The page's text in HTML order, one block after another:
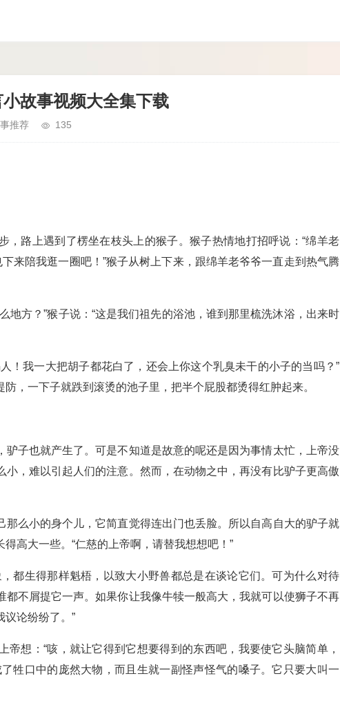
故事视频大全集下载
推荐 135
，路上遇到了楞坐在枝头上的猴子。猴子热情地打招呼说：“绵羊老
来陪我逛一圈吧！”猴子从树上下来，跟绵羊老爷爷一直走到热气腾
地方？”猴子说：“这是我们祖先的浴池，谁到那里梳洗沐浴，出来时
！我一大把胡子都花白了，还会上你这个乳臭未干的小子的当吗？”
，一下子就跌到滚烫的池子里，把半个屁股都烫得红肿起来。
驴子也就产生了。可是不知道是故意的呢还是因为事情太忙，上帝没
，难以引起人们的注意。然而，在动物之中，再没有比驴子更高傲
么小的身个儿，它简直觉得连出门也丢脸。所以自高自大的驴子就
高大一些。“仁慈的上帝啊，请替我想想吧！”
都生得那样魁梧，以致大小野兽都总是在谈论它们。可为什么对待
不屑提它一声。如果你让我像牛犊一般高大，我就可以使狮子不再
议论纷纷了。”
想：“咳，就让它得到它想要得到的东西吧，我要使它头脑简单，
牲口中的庞然大物，而且生就一副怪声怪气的嗓子。它只要大叫一